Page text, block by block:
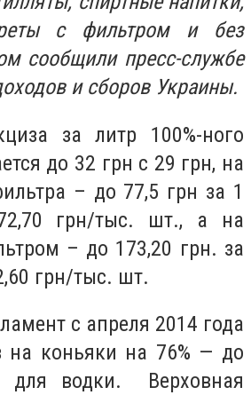
с фильтром и без
сообщили пресс-службе
и сборов Украины.
за литр 100%-ного
до 32 грн с 29 грн, на
– до 77,5 грн за 1
грн/тыс. шт., а на
– до 173,20 грн. за
грн/тыс. шт.
с апреля 2014 года
на коньяки на 76% — до
для водки. Верховная